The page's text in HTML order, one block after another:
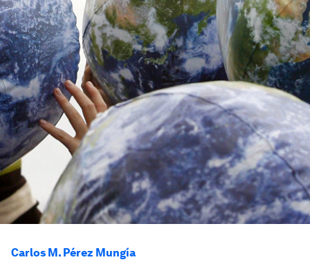
Carlos M. Pérez Mungía